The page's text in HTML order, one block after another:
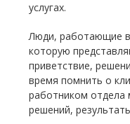
услугах.
Люди, работающие в
которую
приветствие,
время помнить о
работником отдела
решений,